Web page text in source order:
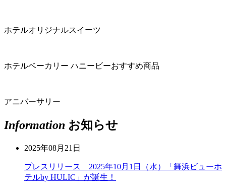
ホテルオリジナルスイーツ
ホテルベーカリー ハニービーおすすめ商品
アニバーサリー
Information お知らせ
2025年08月21日
プレスリリース 2025年10月1日（水）「舞浜ビューホ
テルby HULIC」が誕生！